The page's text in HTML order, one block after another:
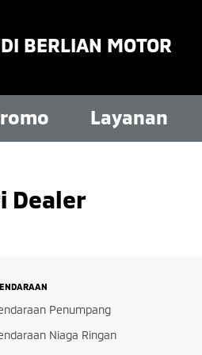
BERLIAN MOTOR
Layanan
Dealer
Penumpang
Niaga Ringan